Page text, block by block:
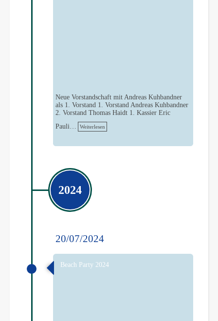
Neue Vorstandschaft mit Andreas Kuhbandner
als 1. Vorstand 1. Vorstand Andreas Kuhbandner
2. Vorstand Thomas Haidt 1. Kassier Eric
Pauli…
Weiterlesen
2024
20/07/2024
Beach Party 2024